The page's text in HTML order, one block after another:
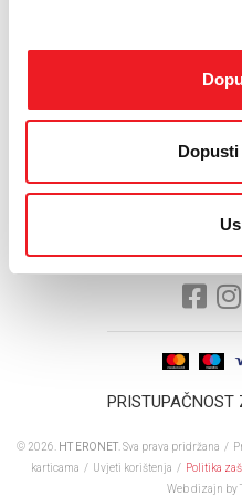
nešto što smo s radošću podržavali i
hrvatska Mostar i ubuduće će imati
Predsjedništvo MH Mostar
dodijelilo Primorcu Veliku
© 2026. HT ERONET . Sva prava pridržana /
karticama / Uvjeti korištenja / Politika
Web dizajn by